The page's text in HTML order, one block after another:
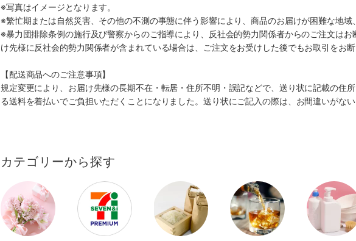
※写真はイメージとなります。
※繁忙期または自然災害、その他の不測の事態に伴う影響により、商品のお届けが困難な地域
※暴力団排除条例の施行及び警察からのご指導により、反社会的勢力関係者からのご注文は
け先様に反社会的勢力関係者が含まれている場合は、ご注文をお受けした後でもお取引をお
【配送商品へのご注意事項】
規定変更により、お届け先様の長期不在・転居・住所不明・誤記などで、送り状に記載の住
る送料を着払いでご負担いただくことになりました。送り状にご記入の際は、お間違いがな
カテゴリーから探す